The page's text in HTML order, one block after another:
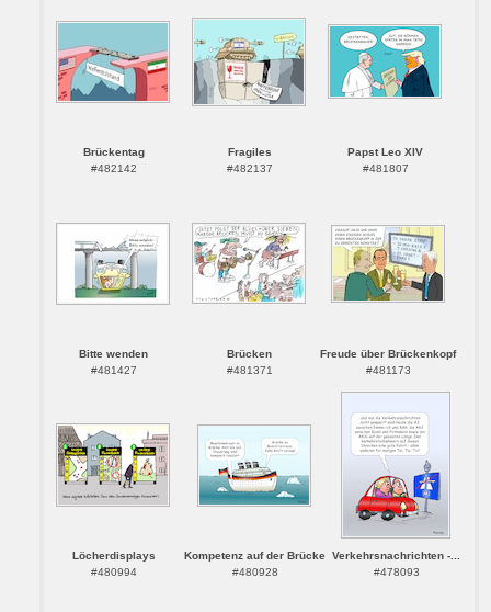
Brückentag
#482142
Fragiles
#482137
Papst Leo XIV
#481807
Bitte wenden
#481427
Brücken
#481371
Freude über Brückenkopf
#481173
Löcherdisplays
#480994
Kompetenz auf der Brücke
#480928
Verkehrsnachrichten -...
#478093